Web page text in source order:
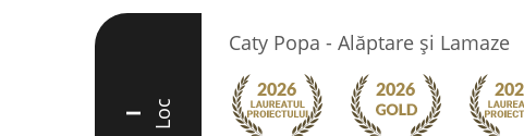
I Loc
Caty Popa - Alăptare și Lamaze